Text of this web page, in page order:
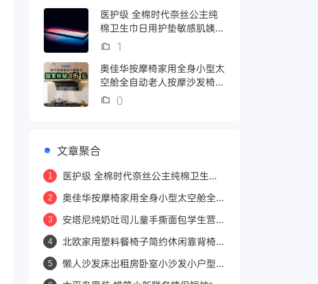
医护级 全棉时代奈丝公主纯
棉卫生巾日用护垫敏感肌姨妈
巾62片
1
奥佳华按摩椅家用全身小型太
空舱全自动老人按摩沙发椅
7508Neo
0
文章聚合
1
医护级 全棉时代奈丝公主纯棉卫生巾
2
奥佳华按摩椅家用全身小型太空舱全自
3
安塔尼纯奶吐司儿童手撕面包学生营养
4
北欧家用塑料餐椅子简约休闲靠背椅子
5
懒人沙发床出租房卧室小沙发小户型双